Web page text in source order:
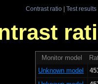
Contrast ratio| Test results
Monitor model
Unknown model